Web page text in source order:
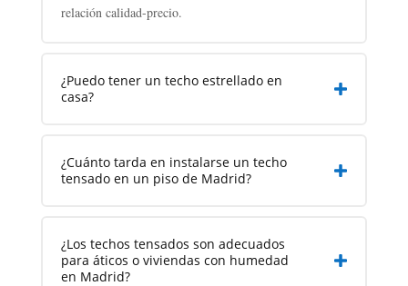
relación calidad-precio.
¿Puedo tener un techo estrellado en
casa?
¿Cuánto tarda en instalarse un techo
tensado en un piso de Madrid?
¿Los techos tensados son adecuados
para áticos o viviendas con humedad
en Madrid?